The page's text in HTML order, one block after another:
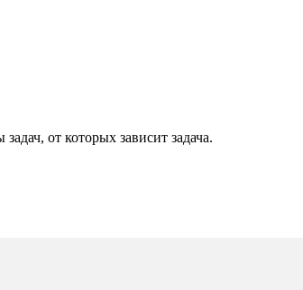
от которых зависит задача.